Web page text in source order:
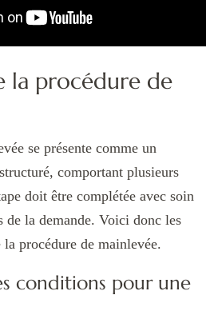
la procédure de
se présente comme un
comportant plusieurs
doit être complétée avec soin
de la demande. Voici donc les
procédure de mainlevée.
conditions pour une